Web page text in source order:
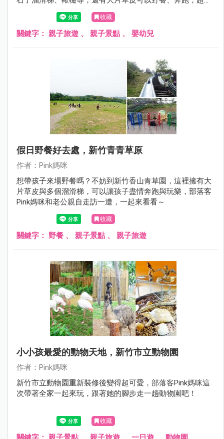
收藏
關鍵字： 親子旅遊 、 親子景點 、 嬰幼兒
假日野餐好去處，新竹青青草原
作者：Pink媽咪
想帶孩子來場野餐嗎？不妨到新竹香山青草園，這裡擁有大
片草皮與多個溜滑梯，可以讓孩子盡情奔跑與玩樂，部落客
Pink媽咪和老公親自走訪一遭，一起來看看～
收藏
關鍵字： 野餐 、 親子景點 、 親子旅遊
小小孩最愛的動物天地，新竹市立動物園
作者：Pink媽咪
新竹市立動物園重新裝修後變得超可愛，部落客Pink媽咪這
次帶著全家一起來玩，跟著她的腳步走一趟動物園吧！
收藏